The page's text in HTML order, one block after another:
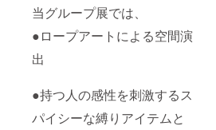
当グループ展では、
●ロープアートによる空間演
出
●持つ人の感性を刺激するス
パイシーな縛りアイテムと